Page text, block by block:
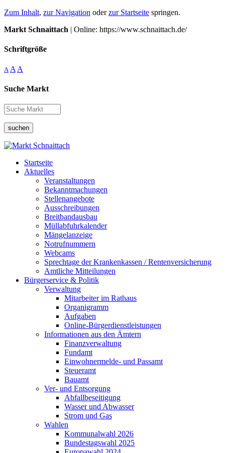
Zum Inhalt, zur Navigation oderzur Startseite springen.
Markt Schnaittach | Online: https://www.schnaittach.de/
Schriftgröße
A A A
Suche Markt
suchen
Startseite
Aktuelles
Veranstaltungen
Bekanntmachungen
Stellenangebote
Ausschreibungen
Breitbandausbau
Müllabfuhrkalender
Mängelanzeige
Notrufnummern
Webcams
Sprechtage der Krankenkassen / Rentenversicherung
Amtliche Mitteilungen
Bürgerservice & Politik
Verwaltung
Mitarbeiter im Rathaus
Organigramm
Aufgaben
Online-Bürgerdienstleistungen
Informationen aus den Ämtern
Finanzverwaltung
Fundamt
Einwohnermelde- und Passamt
Steueramt
Bauamt
Ver- und Entsorgung
Abfallbeseitigung
Wasser und Abwasser
Strom und Gas
Wahlen
Kommunalwahl 2026
Bundestagswahl 2025